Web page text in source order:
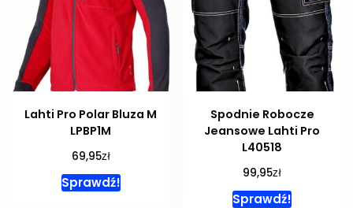
Lahti Pro Polar Bluza M
LPBP1M
69,95zł
Sprawdź!
Spodnie Robocze
Jeansowe Lahti Pro
L40518
99,95zł
Sprawdź!